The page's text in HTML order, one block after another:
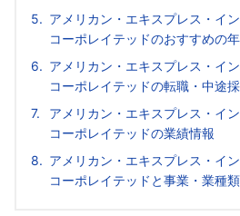
アメリカン・エキスプレス・イ
コーポレイテッドのおすすめの
アメリカン・エキスプレス・イ
コーポレイテッドの転職・中途
アメリカン・エキスプレス・イ
コーポレイテッドの業績情報
アメリカン・エキスプレス・イ
コーポレイテッドと事業・業種